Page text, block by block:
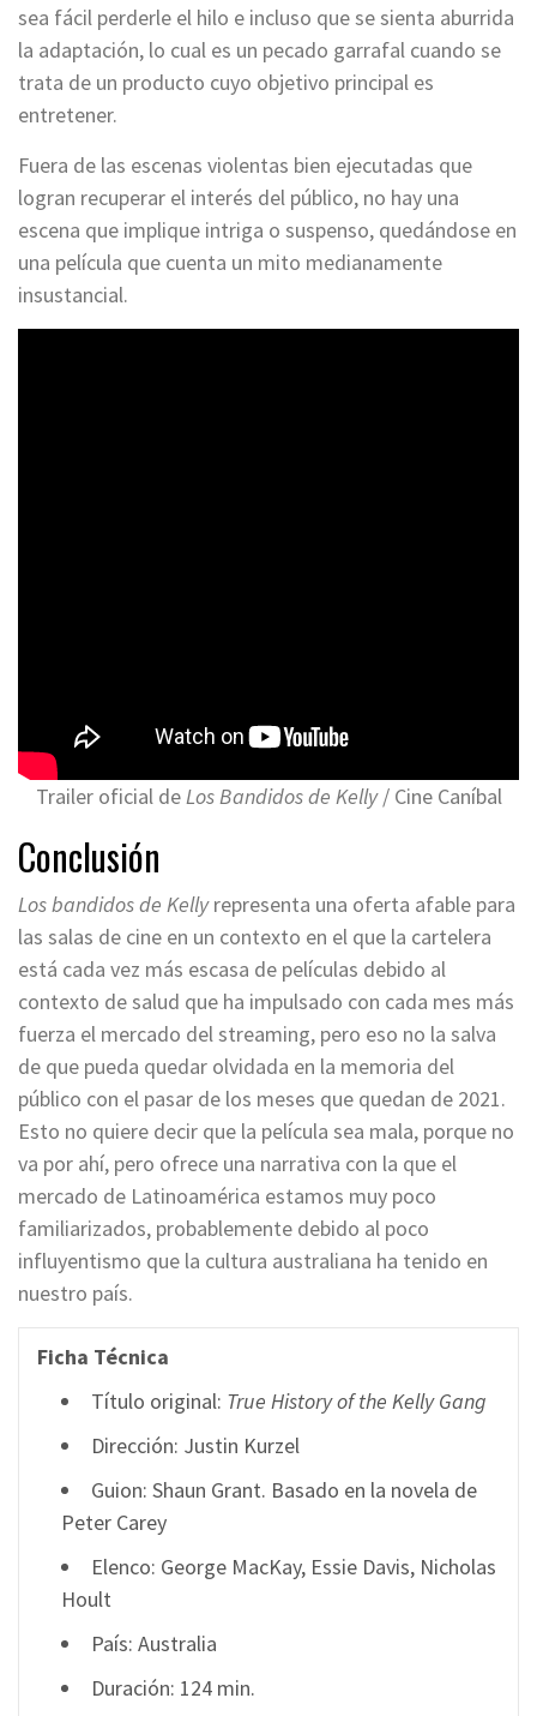
sea fácil perderle el hilo e incluso que se sienta aburrida
la adaptación, lo cual es un pecado garrafal cuando se
trata de un producto cuyo objetivo principal es
entretener.
Fuera de las escenas violentas bien ejecutadas que
logran recuperar el interés del público, no hay una
escena que implique intriga o suspenso, quedándose en
una película que cuenta un mito medianamente
insustancial.
Trailer oficial deLos Bandidos de Kelly/ Cine Caníbal
Conclusión
Los bandidos de Kellyrepresenta una oferta afable para
las salas de cine en un contexto en el que la cartelera
está cada vez más escasa de películas debido al
contexto de salud que ha impulsado con cada mes más
fuerza el mercado del streaming, pero eso no la salva
de que pueda quedar olvidada en la memoria del
público con el pasar de los meses que quedan de 2021.
Esto no quiere decir que la película sea mala, porque no
va por ahí, pero ofrece una narrativa con la que el
mercado de Latinoamérica estamos muy poco
familiarizados, probablemente debido al poco
influyentismo que la cultura australiana ha tenido en
nuestro país.
Ficha Técnica
Título original: True History of the Kelly Gang
Dirección: Justin Kurzel
Guion: Shaun Grant. Basado en la novela de
Peter Carey
Elenco: George MacKay, Essie Davis, Nicholas
Hoult
País: Australia
Duración: 124 min.